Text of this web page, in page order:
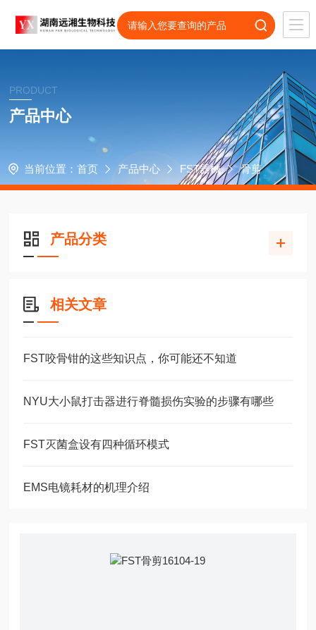
PRODUCT
产品中心
当前位置： 首页 产品中心 FST器械 骨剪
产品分类
相关文章
FST咬骨钳的这些知识点，你可能还不知道
NYU大小鼠打击器进行脊髓损伤实验的步骤有哪些
FST灭菌盒设有四种循环模式
EMS电镜耗材的机理介绍